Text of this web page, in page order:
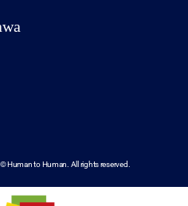
Human to Human. All rights reserved.